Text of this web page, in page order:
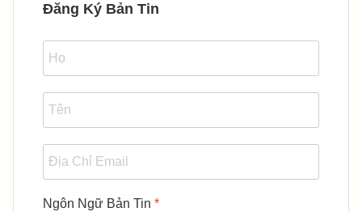
Đăng Ký Bản Tin
Ngôn Ngữ Bản Tin *